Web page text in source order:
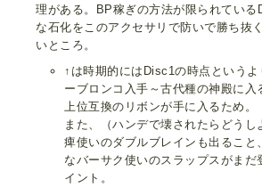
理がある。BP稼ぎの方法が限られてい
な石化をこのアクセサリで防いで勝ち抜
いところ。
↑は時期的にはDisc1の時点という
ーブロンコ入手～古代種の神殿に
上位互換のリボンが手に入るため。
また、（ハンデで壊されたらどう
痺使いのダブルブレインも出るこ
なバーサク使いのスラップスがまだ
イント。